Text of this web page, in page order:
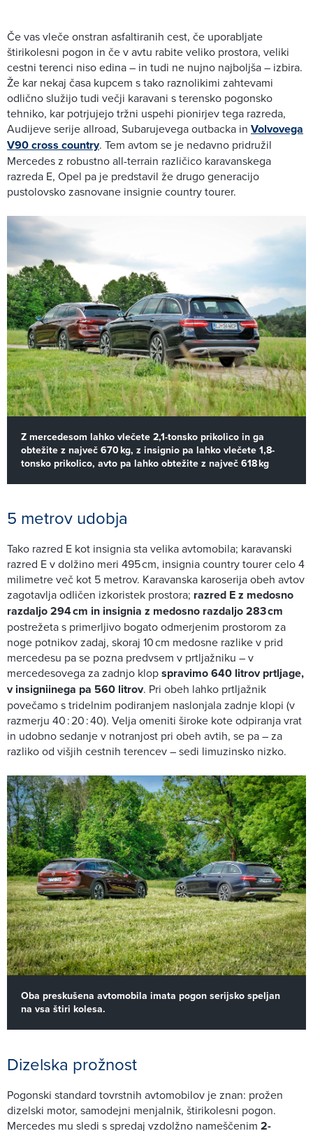
Če vas vleče onstran asfaltiranih cest, če uporabljate
štirikolesni pogon in če v avtu rabite veliko prostora, veliki
cestni terenci niso edina – in tudi ne nujno najboljša – izbira.
Že kar nekaj časa kupcem s tako raznolikimi zahtevami
odlično služijo tudi večji karavani s terensko pogonsko
tehniko, kar potrjujejo tržni uspehi pionirjev tega razreda,
Audijeve serije allroad, Subarujevega outbacka in Volvovega
V90 cross country. Tem avtom se je nedavno pridružil
Mercedes z robustno all-terrain različico karavanskega
razreda E, Opel pa je predstavil že drugo generacijo
pustolovsko zasnovane insignie country tourer.
Z mercedesom lahko vlečete 2,1-tonsko prikolico in ga
obtežite z največ 670 kg, z insignio pa lahko vlečete 1,8-
tonsko prikolico, avto pa lahko obtežite z največ 618 kg
5 metrov udobja
Tako razred E kot insignia sta velika avtomobila; karavanski
razred E v dolžino meri 495 cm, insignia country tourer celo 4
milimetre več kot 5 metrov. Karavanska karoserija obeh avtov
zagotavlja odličen izkoristek prostora; razred E z medosno
razdaljo 294 cm in insignia z medosno razdaljo 283 cm
postrežeta s primerljivo bogato odmerjenim prostorom za
noge potnikov zadaj, skoraj 10 cm medosne razlike v prid
mercedesu pa se pozna predvsem v prtljažniku – v
mercedesovega za zadnjo klopspravimo 640 litrov prtljage,
v insigniinega pa 560 litrov. Pri obeh lahko prtljažnik
povečamo s tridelnim podiranjem naslonjala zadnje klopi (v
razmerju 40 : 20 : 40). Velja omeniti široke kote odpiranja vrat
in udobno sedanje v notranjost pri obeh avtih, se pa – za
razliko od višjih cestnih terencev – sedi limuzinsko nizko.
Oba preskušena avtomobila imata pogon serijsko speljan
na vsa štiri kolesa.
Dizelska prožnost
Pogonski standard tovrstnih avtomobilov je znan: prožen
dizelski motor, samodejni menjalnik, štirikolesni pogon.
Mercedes mu sledi s spredaj vzdolžno nameščenim 2-